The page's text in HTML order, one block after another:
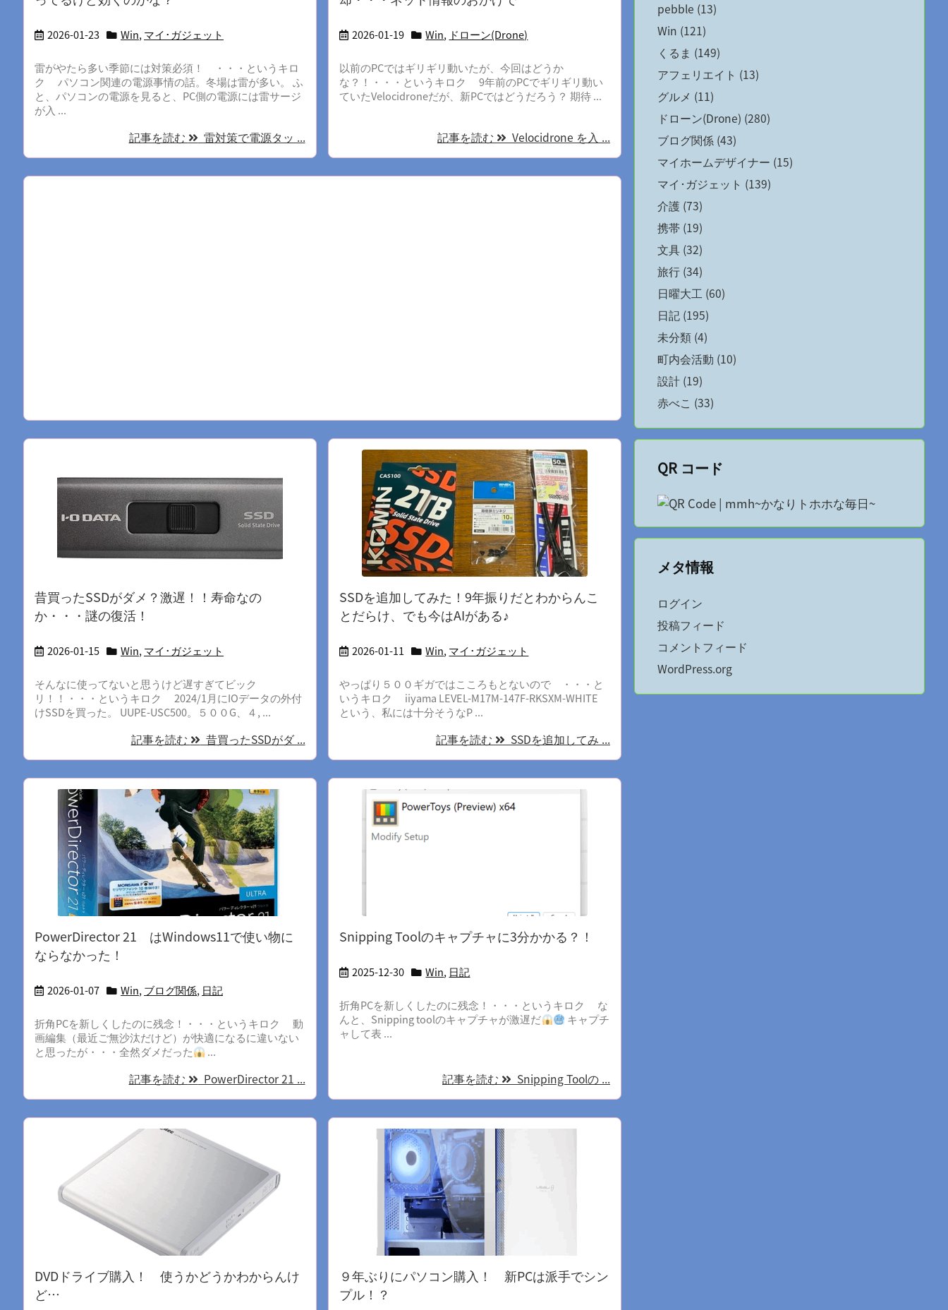
2026-01-23 Win, マイ･ガジェット
雷がやたら多い季節には対策必須！ ・・・というキロ
ク パソコン関連の電源事情の話。冬場は雷が多い。 ふ
と、パソコンの電源を見ると、PC側の電源には雷サージ
が入 ...
記事を読む 雷対策で電源タッ ...
2026-01-19 Win, ドローン(Drone)
以前のPCではギリギリ動いたが、今回はどうか
な？！・・・というキロク 9年前のPCでギリギリ動い
ていたVelocidroneだが、新PCではどうだろう？ 期待 ...
記事を読む Velocidrone を入 ...
昔買ったSSDがダメ？激遅！！寿命なの
か・・・謎の復活！
2026-01-15 Win, マイ･ガジェット
そんなに使ってないと思うけど遅すぎてビック
リ！！・・・というキロク 2024/1月にIOデータの外付
けSSDを買った。 UUPE-USC500。５００G、４, ...
記事を読む 昔買ったSSDがダ ...
SSDを追加してみた！9年振りだとわからんこ
とだらけ、でも今はAIがある♪
2026-01-11 Win, マイ･ガジェット
やっぱり５００ギガではこころもとないので ・・・と
いうキロク iiyama LEVEL-M17M-147F-RKSXM-WHITE
という、私には十分そうなP ...
記事を読む SSDを追加してみ ...
PowerDirector 21 はWindows11で使い物に
ならなかった！
2026-01-07 Win, ブログ関係, 日記
折角PCを新しくしたのに残念！・・・というキロク 動
画編集（最近ご無沙汰だけど）が快適になるに違いない
と思ったが・・・全然ダメだった
...
記事を読む PowerDirector 21 ...
Snipping Toolのキャプチャに3分かかる？！
2025-12-30 Win, 日記
折角PCを新しくしたのに残念！・・・というキロク な
んと、Snipping toolのキャプチャが激遅だ
キャプチ
ャして表 ...
記事を読む Snipping Toolの ...
DVDドライブ購入！ 使うかどうかわからんけ
ど…
９年ぶりにパソコン購入！ 新PCは派手でシン
プル！？
pebble (13)
Win (121)
くるま (149)
アフェリエイト (13)
グルメ (11)
ドローン(Drone) (280)
ブログ関係 (43)
マイホームデザイナー (15)
マイ･ガジェット (139)
介護 (73)
携帯 (19)
文具 (32)
旅行 (34)
日曜大工 (60)
日記 (195)
未分類 (4)
町内会活動 (10)
設計 (19)
赤べこ (33)
QR コード
メタ情報
ログイン
投稿フィード
コメントフィード
WordPress.org